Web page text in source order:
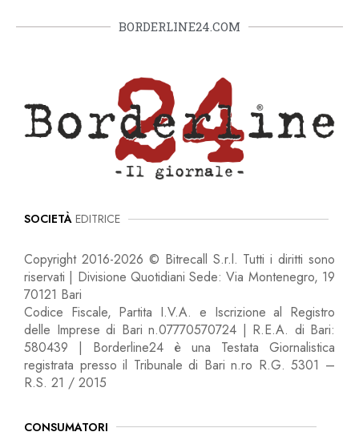
BORDERLINE24.COM
SOCIETÀ EDITRICE
Copyright 2016-2026 © Bitrecall S.r.l. Tutti i diritti sono
riservati | Divisione Quotidiani Sede: Via Montenegro, 19
70121 Bari
Codice Fiscale, Partita I.V.A. e Iscrizione al Registro
delle Imprese di Bari n.07770570724 | R.E.A. di Bari:
580439 | Borderline24 è una Testata Giornalistica
registrata presso il Tribunale di Bari n.ro R.G. 5301 –
R.S. 21 / 2015
CONSUMATORI